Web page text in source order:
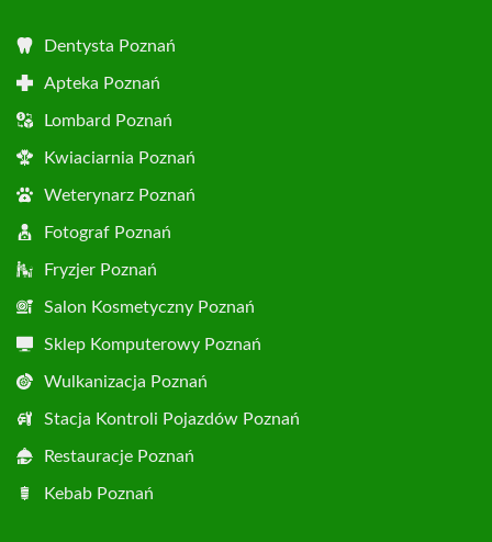
Dentysta Poznań
Apteka Poznań
Lombard Poznań
Kwiaciarnia Poznań
Weterynarz Poznań
Fotograf Poznań
Fryzjer Poznań
Salon Kosmetyczny Poznań
Sklep Komputerowy Poznań
Wulkanizacja Poznań
Stacja Kontroli Pojazdów Poznań
Restauracje Poznań
Kebab Poznań